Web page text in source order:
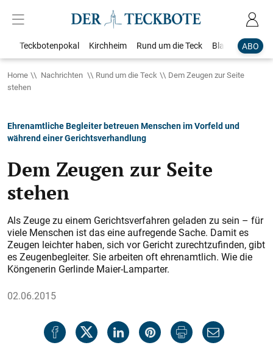
ABO
Teckbotenpokal Kirchheim Rund um die Teck Blaulicht
Home Nachrichten Rund um die Teck
Dem Zeugen zur Seite
stehen
Ehrenamtliche Begleiter betreuen Menschen im Vorfeld und
während einer Gerichtsverhandlung
Dem Zeugen zur Seite
stehen
Als Zeuge zu einem Gerichtsverfahren geladen zu sein – für
viele Menschen ist das eine aufregende Sache. Damit es
Zeugen leichter haben, sich vor Gericht zurechtzufinden, gibt
es Zeugenbegleiter. Sie arbeiten oft ehrenamtlich. Wie die
Köngenerin Gerlinde Maier-Lamparter.
02.06.2015